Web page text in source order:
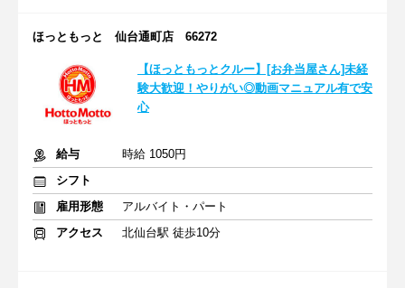
ほっともっと 仙台通町店 66272
【ほっともっとクルー】[お弁当屋さん]未経
験大歓迎！やりがい◎動画マニュアル有で安
心
給与
時給 1050円
シフト
雇用形態
アルバイト・パート
アクセス
北仙台駅 徒歩10分